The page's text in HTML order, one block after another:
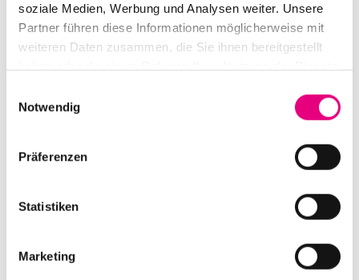
soziale Medien, Werbung und Analysen weiter. Unsere
Partner führen diese Informationen möglicherweise mit
weiteren Daten zusammen, die Sie ihnen bereitgestellt
Notwendig
Präferenzen
Statistiken
Marketing
Event Series: AnkeHelfrich and Angelika Niescier